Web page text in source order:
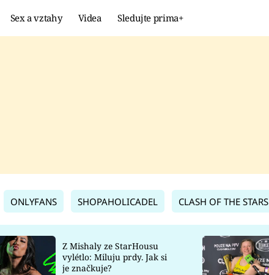
Sex a vztahy Videa Sledujte prima+
ONLYFANS SHOPAHOLICADEL CLASH OF THE STARS
Z Mishaly ze StarHousu
vylétlo: Miluju prdy. Jak si
je značkuje?